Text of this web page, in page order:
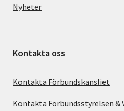
Nyheter
Kontakta oss
Kontakta Förbundskansliet
Kontakta Förbundsstyrelsen &